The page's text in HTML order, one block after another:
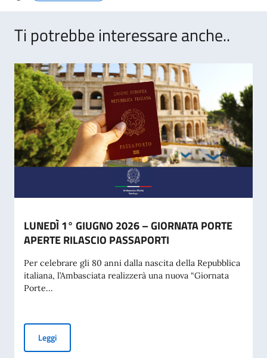
Ti potrebbe interessare anche..
LUNEDÌ 1° GIUGNO 2026 – GIORNATA PORTE
APERTE RILASCIO PASSAPORTI
Per celebrare gli 80 anni dalla nascita della Repubblica
italiana, l’Ambasciata realizzerà una nuova “Giornata
Porte...
LeggiLUNEDÌ 1° GIUGNO 2026 – GIORNATA PORTE APERTE